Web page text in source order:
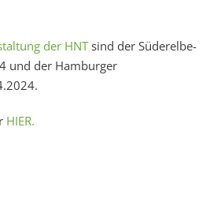
der HNTsind der Süderelbe-
und der Hamburger
HIER.